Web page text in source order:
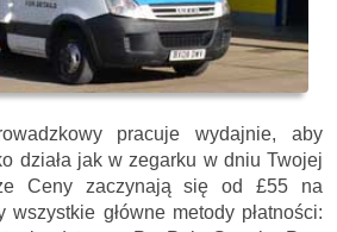
pracuje wydajnie, aby
działa jak w zegarku w dniu Twojej
Ceny zaczynają się od £55 na
wszystkie główne metody płatności: